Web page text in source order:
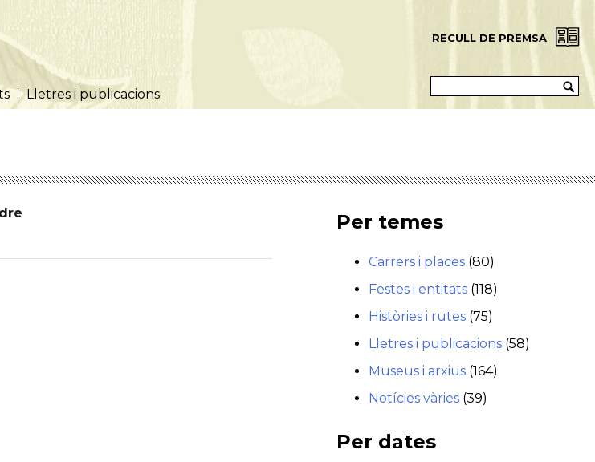
Lletres i publicacions
RECULL DE PREMSA
Per temes
Carrers i places (80)
Festes i entitats (118)
Històries i rutes (75)
Lletres i publicacions (58)
Museus i arxius (164)
Notícies vàries (39)
Per dates